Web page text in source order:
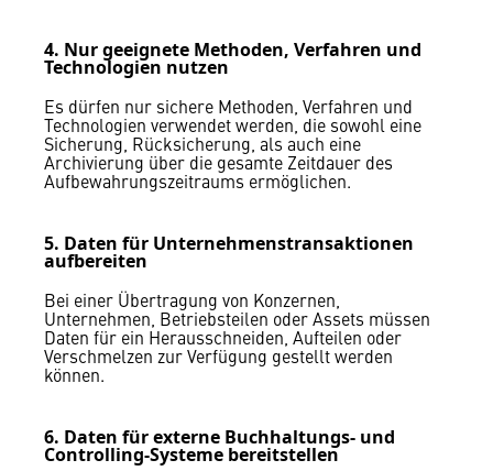
4. Nur geeignete Methoden, Verfahren und
Technologien nutzen
Es dürfen nur sichere Methoden, Verfahren und
Technologien verwendet werden, die sowohl eine
Sicherung, Rücksicherung, als auch eine
Archivierung über die gesamte Zeitdauer des
Aufbewahrungszeitraums ermöglichen.
5. Daten für Unternehmenstransaktionen
aufbereiten
Bei einer Übertragung von Konzernen,
Unternehmen, Betriebsteilen oder Assets müssen
Daten für ein Herausschneiden, Aufteilen oder
Verschmelzen zur Verfügung gestellt werden
können.
6. Daten für externe Buchhaltungs- und
Controlling-Systeme bereitstellen